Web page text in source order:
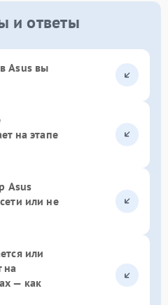
и ответы
Asus вы
на этапе
Asus
или не
или
на
— как